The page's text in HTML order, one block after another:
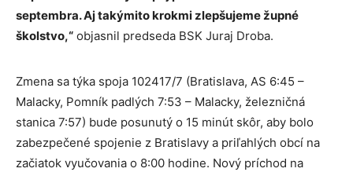
septembra. Aj takýmito krokmi zlepšujeme župné
školstvo,“ objasnil predseda BSK Juraj Droba.
Zmena sa týka spoja 102417/7 (Bratislava, AS 6:45 –
Malacky, Pomník padlých 7:53 – Malacky, železničná
stanica 7:57) bude posunutý o 15 minút skôr, aby bolo
zabezpečené spojenie z Bratislavy a priľahlých obcí na
začiatok vyučovania o 8:00 hodine. Nový príchod na